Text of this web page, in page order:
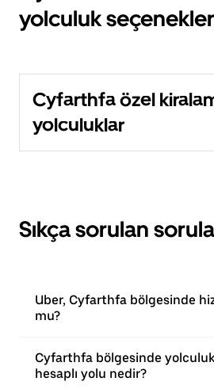
yolculuk
Cyfarthfa özel
yolculuklar
Sıkça sorulan
Uber, Cyfarthfa bölgesinde
mu?
Cyfarthfa bölgesinde
hesaplı yolu nedir?